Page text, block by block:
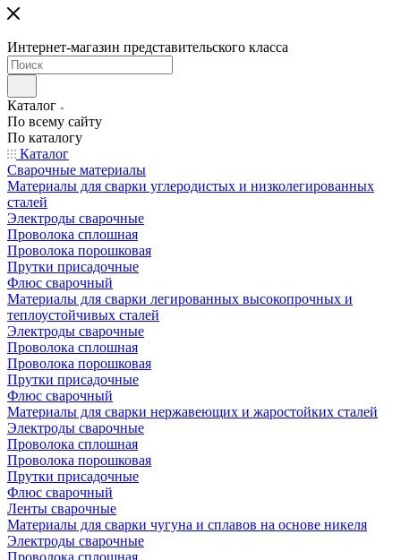
Интернет-магазин представительского класса
Каталог
По всему сайту
По каталогу
Каталог
Сварочные материалы
Материалы для сварки углеродистых и низколегированных
сталей
Электроды сварочные
Проволока сплошная
Проволока порошковая
Прутки присадочные
Флюс сварочный
Материалы для сварки легированных высокопрочных и
теплоустойчивых сталей
Электроды сварочные
Проволока сплошная
Проволока порошковая
Прутки присадочные
Флюс сварочный
Материалы для сварки нержавеющих и жаростойких сталей
Электроды сварочные
Проволока сплошная
Проволока порошковая
Прутки присадочные
Флюс сварочный
Ленты сварочные
Материалы для сварки чугуна и сплавов на основе никеля
Электроды сварочные
Проволока сплошная